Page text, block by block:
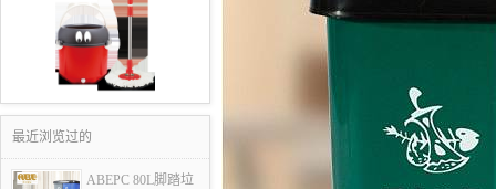
最近浏览过的
ABEPC 80L脚踏垃